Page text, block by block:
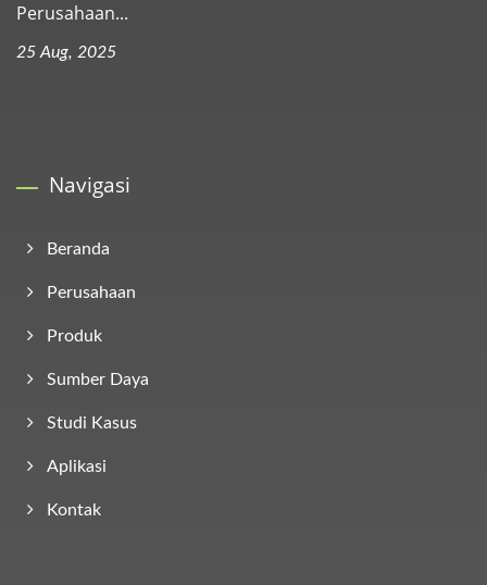
Perusahaan...
25 Aug, 2025
Navigasi
Beranda
Perusahaan
Produk
Sumber Daya
Studi Kasus
Aplikasi
Kontak